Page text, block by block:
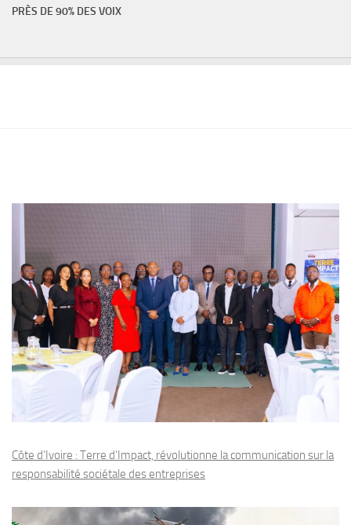
PRÈS DE 90% DES VOIX
Côte d’Ivoire : Terre d’Impact, révolutionne la communication sur la
responsabilité sociétale des entreprises